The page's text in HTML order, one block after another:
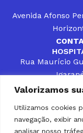
Valorizamos
Utilizamos cookies
navegação, exibir
analisar nosso
Avenida Afonso
Rua Maurício
CONTATOS (31)
DESENVOLVER
PÚBLICOS QUE
POPULAÇÃO DA
PARCEIRO DOS
SOLUÇÃO DE